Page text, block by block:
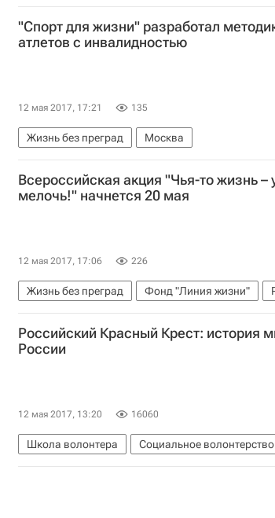
"Спорт для жизни" разработал
атлетов с инвалидностью
12 мая 2017, 17:21 135
Жизнь без преград Москва
Всероссийская акция "Чья-то жизнь –
мелочь!" начнется 20 мая
12 мая 2017, 17:06 226
Жизнь без преград Фонд "Линия жизни"
Российский Красный Крест: история
России
12 мая 2017, 13:20 16060
Школа волонтера Социальное
Российский Красный Крест
Россия